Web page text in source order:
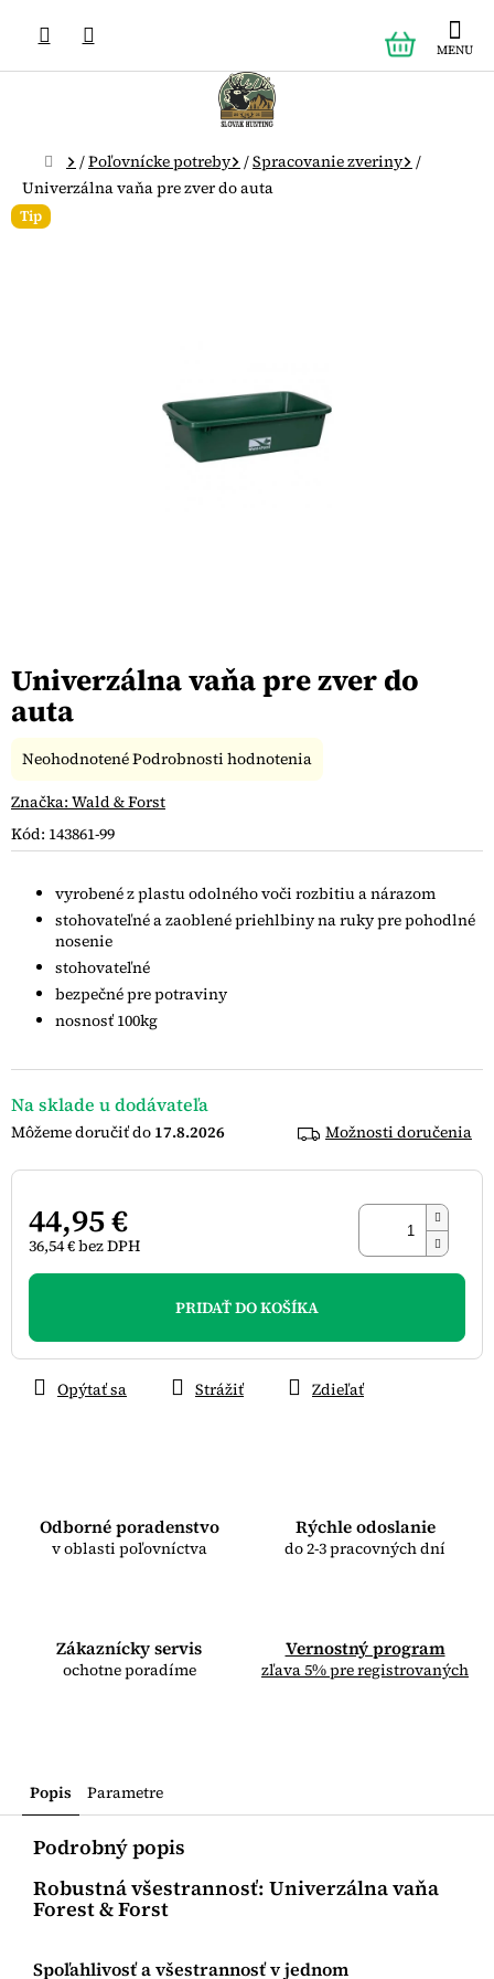
obsah
KOŠÍK
Domov
/Poľovnícke potreby /Spracovanie zveriny /
Univerzálna vaňa pre zver do auta
Tip
Univerzálna vaňa pre zver do
auta
Kód: 143861-99
Na sklade u dodávateľa
17.8.2026 Možnosti doručenia
44,95 €
36,54 € bez DPH
Jednotková
PRIDAŤ DO KOŠÍKA
Odborné poradenstvo
v oblasti poľovníctva
Rýchle odoslanie
do 2-3 pracovných dní
Zákaznícky servis
ochotne poradíme
Vernostný program
zľava 5% pre registrovaných
vyrobené z plastu odolného voči rozbitiu a nárazom
stohovateľné a zaoblené priehlbiny na ruky pre pohodlné
nosenie
stohovateľné
bezpečné pre potraviny
nosnosť 100kg
Opýtať sa Strážiť Zdieľať
Priemerné
produktu
0,0
hviezdičiek.
NeohodnotenéPodrobnosti hodnotenia
Značka: Wald & Forst
Popis Parametre
Podrobný popis
Robustná všestrannosť: Univerzálna vaňa
Forest & Forst
Spoľahlivosť a všestrannosť v jednom